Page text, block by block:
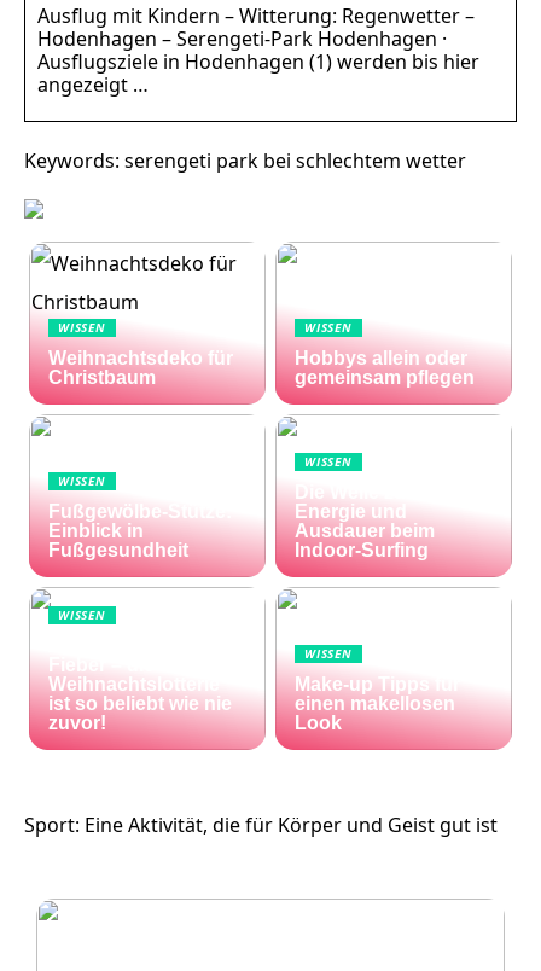
Ausflug mit Kindern – Witterung: Regenwetter –
Hodenhagen – Serengeti-Park Hodenhagen ·
Ausflugsziele in Hodenhagen (1) werden bis hier
angezeigt …
Keywords: serengeti park bei schlechtem wetter
WISSEN
Weihnachtsdeko für
Christbaum
WISSEN
Hobbys allein oder
gemeinsam pflegen
WISSEN
Fußgewölbe-Stütze:
Einblick in
Fußgesundheit
WISSEN
Die Welle zu Hause:
Energie und
Ausdauer beim
Indoor-Surfing
WISSEN
Fieber – die El Gordo
Weihnachtslotterie
ist so beliebt wie nie
zuvor!
WISSEN
Make-up Tipps für
einen makellosen
Look
Sport: Eine Aktivität, die für Körper und Geist gut ist